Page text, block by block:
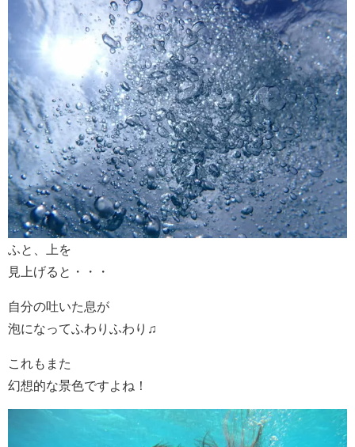
ふと、上を
見上げると・・・
自分の吐いた息が
泡になってふわりふわり♫
これもまた
幻想的な景色ですよね！